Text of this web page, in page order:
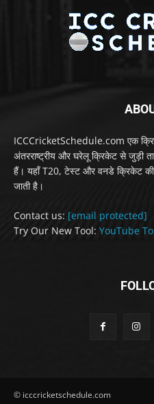
ICCCricketSchedule.com एक
अंतरराष्ट्रीय और घरेलू क्रिकेट से
हैं। यहाँ T20, टेस्ट और वनडे क्रिकेट की
जाती है।
Contact us: [email protected]
Try Our New Tool: YouTube
© icccricketschedule.com